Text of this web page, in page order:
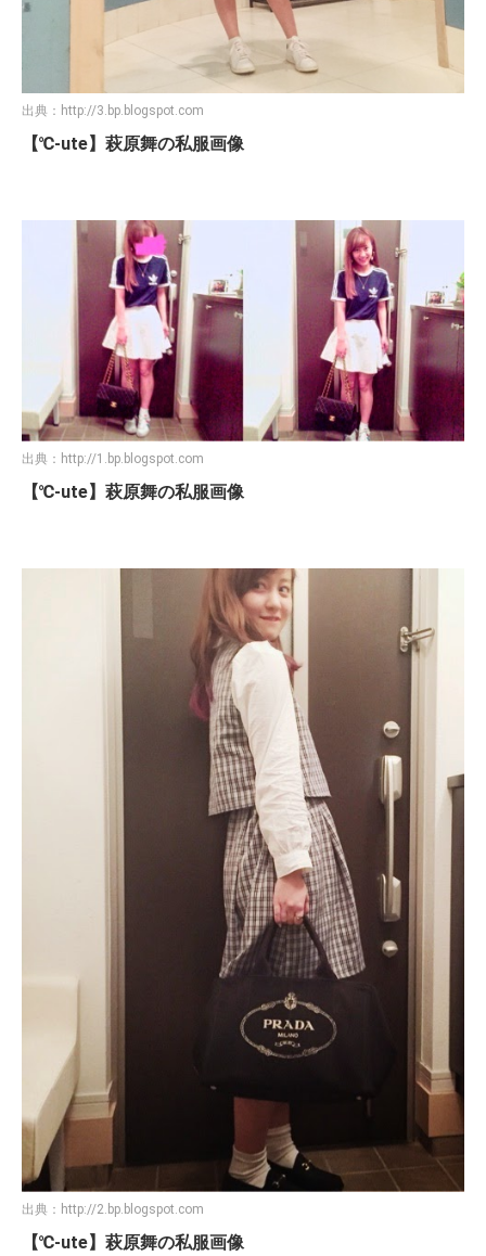
出典： http://3.bp.blogspot.com
【℃-ute】萩原舞の私服画像
出典： http://1.bp.blogspot.com
【℃-ute】萩原舞の私服画像
出典： http://2.bp.blogspot.com
【℃-ute】萩原舞の私服画像